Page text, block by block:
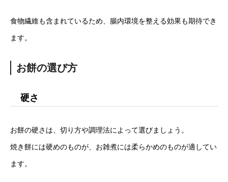
食物繊維も含まれているため、腸内環境を整える効果も期待でき
ます。
お餅の選び方
硬さ
お餅の硬さは、切り方や調理法によって選びましょう。
焼き餅には硬めのものが、お雑煮には柔らかめのものが適してい
ます。